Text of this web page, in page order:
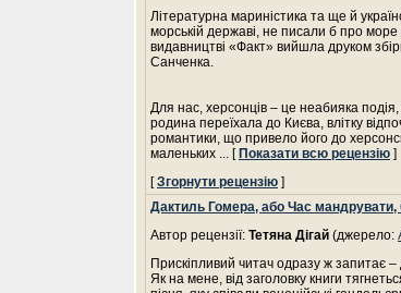
Літературна мариністика та ще й
морській державі, не писали б про
видавництві «Факт» вийшла друком
Санченка.
Для нас, херсонців – це неабияка
родина переїхала до Києва, влітку
романтики, що привело його до
маленьких ... [ Показати всю рецензію ]
[Згорнути рецензію ]
Дактиль Гомера, або Час мандрувати,
Автор рецензії: Тетяна Дігай (джерело:
Прискіпливий читач одразу ж запитає
Як на мене, від заголовку книги